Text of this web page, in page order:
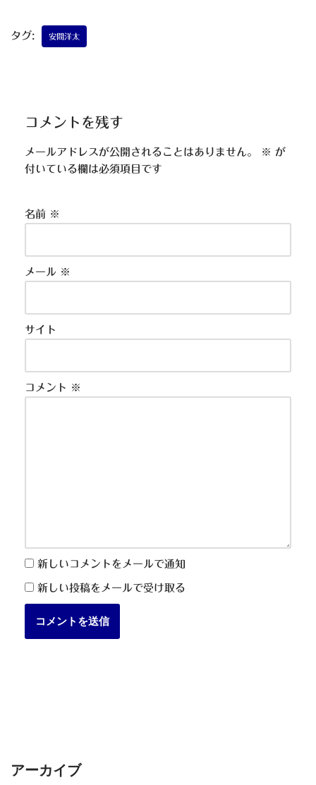
タグ: 安間洋太
コメントを残す
メールアドレスが公開されることはありません。 ※ が
付いている欄は必須項目です
名前 ※
メール ※
サイト
コメント ※
新しいコメントをメールで通知
新しい投稿をメールで受け取る
アーカイブ